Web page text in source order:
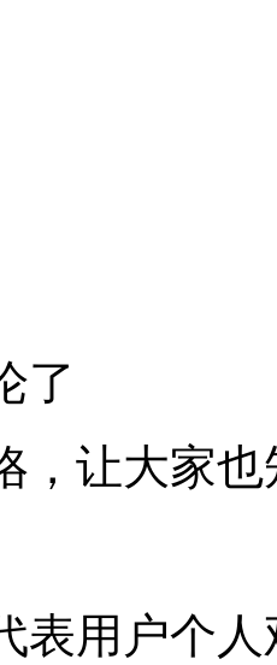
了
，让大家
表用户个